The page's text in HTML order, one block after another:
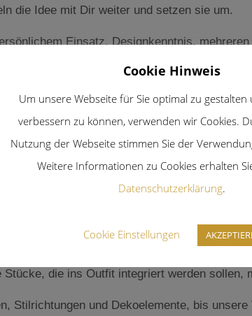
die Idee mit Dir weiter und setzen sie um.
Einsatz, Designkenntnis,
und Anproben sowie ein Budget
wie Du!
und was Dir wichtig ist. Bring gerne
die ins Outfit integriert werden sollen,
Stilrichtungen und Dekoelemente, bis
Cookie Hinweis
Um unsere Webseite für Sie optimal zu
verbessern zu können, verwenden wir Cookies.
Nutzung der Webseite stimmen Sie der
Weitere Informationen zu Cookies erhalten
Datenschutzerklärung.
Cookie Einstellungen